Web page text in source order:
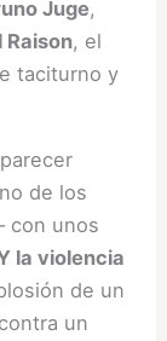
Juge,
Raison, el
taciturno y
de los
con unos
la violencia
de un
un